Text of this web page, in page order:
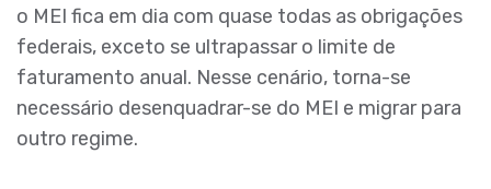
o MEI fica em dia com quase todas as obrigações
federais, exceto se ultrapassar o limite de
faturamento anual. Nesse cenário, torna-se
necessário desenquadrar-se do MEI e migrar para
outro regime.